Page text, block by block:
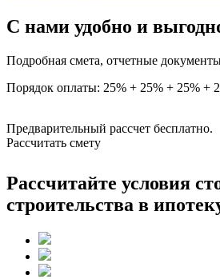
С нами удобно и
Подробная смета, отчетные
Порядок оплаты: 25% + 25% + 25% +
Предварительный рассчет бесплатно.
Рассчитать смету
Рассчитайте условия
строительства в